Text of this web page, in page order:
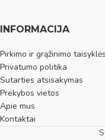
INFORMACIJA
Pirkimo ir grąžinimo taisyklės
Privatumo politika
Sutarties atsisakymas
Prekybos vietos
Apie mus
Kontaktai